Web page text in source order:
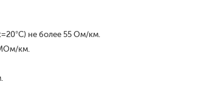
не более 55 Ом/км.
МОм/км.